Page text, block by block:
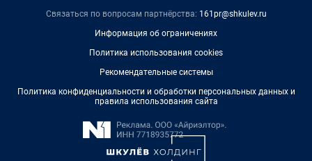
Связаться по вопросам партнёрства: 161pr@shkulev.ru
Информация об ограничениях
Политика использования cookies
Рекомендательные системы
Политика конфиденциальности и обработки персональных данных и
правила использования сайта